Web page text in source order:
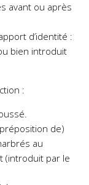
avant ou après
d’identité :
bien introduit
:
de)
au
(introduit par le